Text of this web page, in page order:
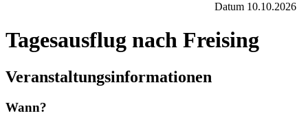
Datum 10.10.2026
Tagesausflug nach Freising
Veranstaltungsinformationen
Wann?